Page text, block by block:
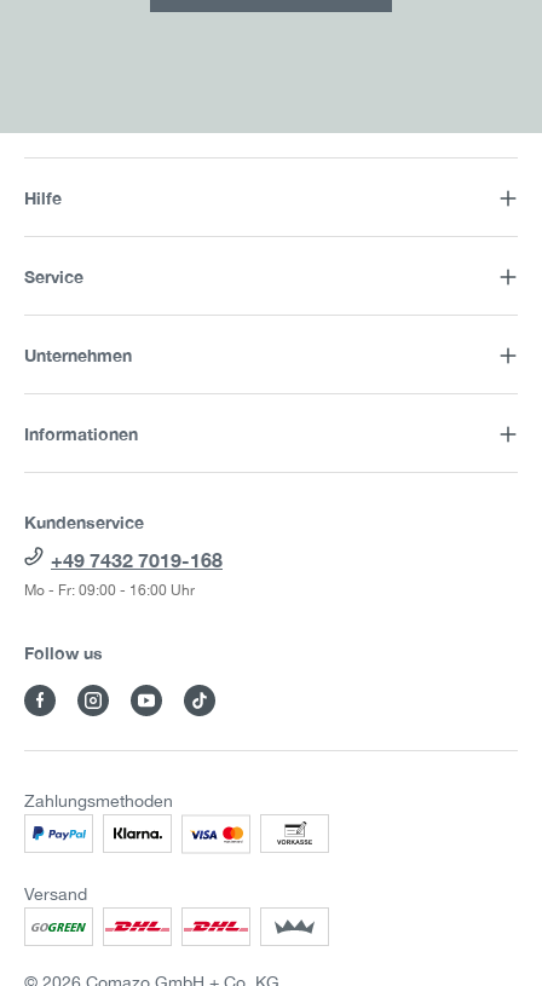
Hilfe
Service
Unternehmen
Informationen
Kundenservice
+49 7432 7019-168
Mo - Fr: 09:00 - 16:00 Uhr
Follow us
Zahlungsmethoden
Versand